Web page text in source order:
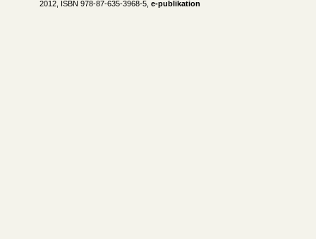
2012, ISBN 978-87-635-3968-5, e-publikation